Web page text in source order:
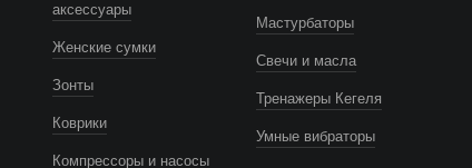
аксессуары
Женские сумки
Зонты
Коврики
Компрессоры и насосы
Мастурбаторы
Свечи и масла
Тренажеры Кегеля
Умные вибраторы